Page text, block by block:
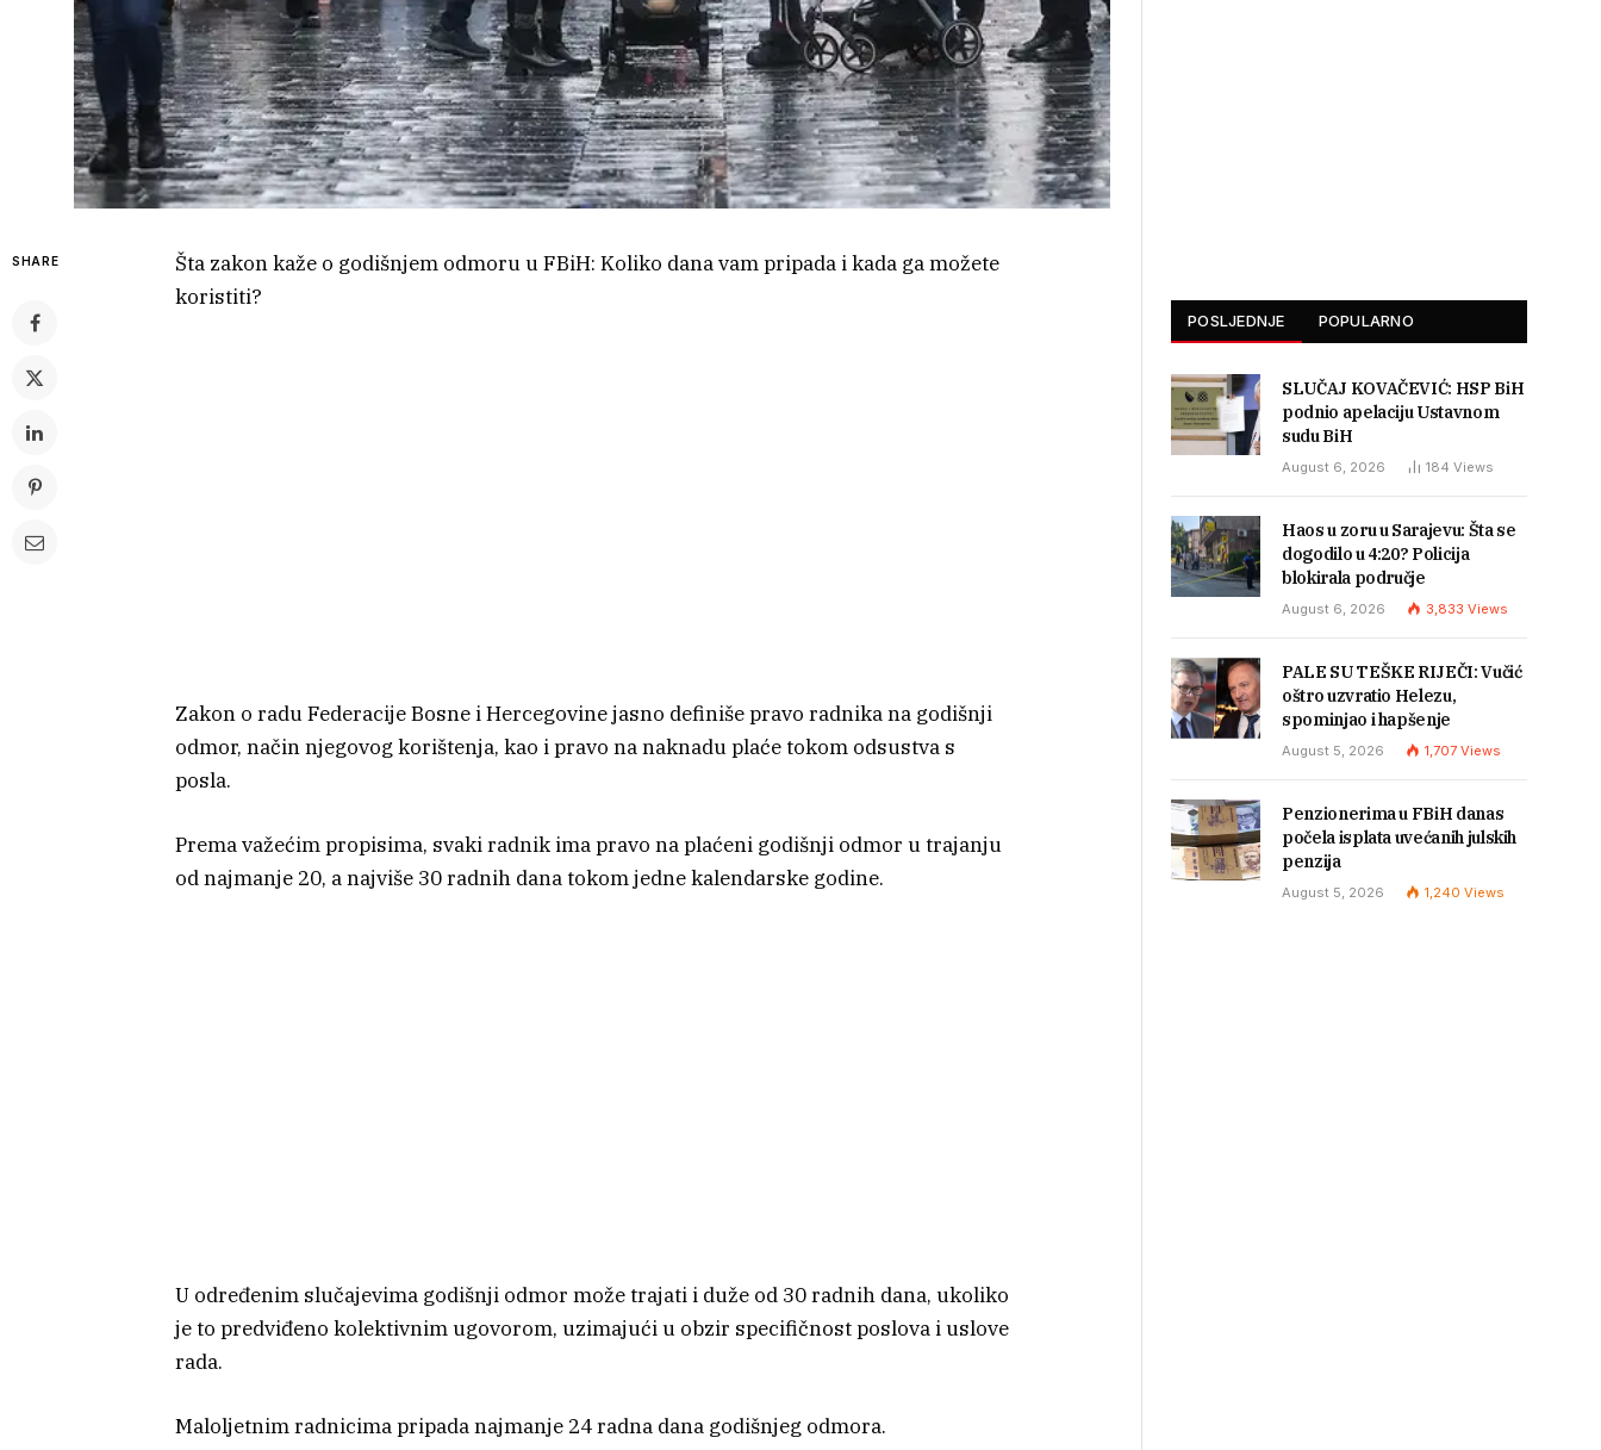
SHARE
Šta zakon kaže o godišnjem odmoru u FBiH: Koliko dana vam pripada i kada ga možete
koristiti?
Zakon o radu Federacije Bosne i Hercegovine jasno definiše pravo radnika na godišnji
odmor, način njegovog korištenja, kao i pravo na naknadu plaće tokom odsustva s
posla.
Prema važećim propisima, svaki radnik ima pravo na plaćeni godišnji odmor u trajanju
od najmanje 20, a najviše 30 radnih dana tokom jedne kalendarske godine.
U određenim slučajevima godišnji odmor može trajati i duže od 30 radnih dana, ukoliko
je to predviđeno kolektivnim ugovorom, uzimajući u obzir specifičnost poslova i uslove
rada.
Maloljetnim radnicima pripada najmanje 24 radna dana godišnjeg odmora.
POSLJEDNJE POPULARNO
SLUČAJ KOVAČEVIĆ: HSP BiH
podnio apelaciju Ustavnom
sudu BiH
August 6, 2026 184 Views
Haos u zoru u Sarajevu: Šta se
dogodilo u 4:20? Policija
blokirala područje
August 6, 2026 3,833 Views
PALE SU TEŠKE RIJEČI: Vučić
oštro uzvratio Helezu,
spominjao i hapšenje
August 5, 2026 1,707 Views
Penzionerima u FBiH danas
počela isplata uvećanih julskih
penzija
August 5, 2026 1,240 Views